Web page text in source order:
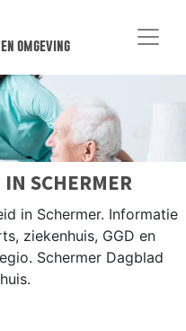
omgeving
SCHERMER
in Schermer. Informatie
ziekenhuis, GGD en
Schermer Dagblad